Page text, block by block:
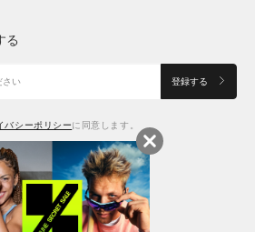
る
登録する
バシーポリシーに同意します。